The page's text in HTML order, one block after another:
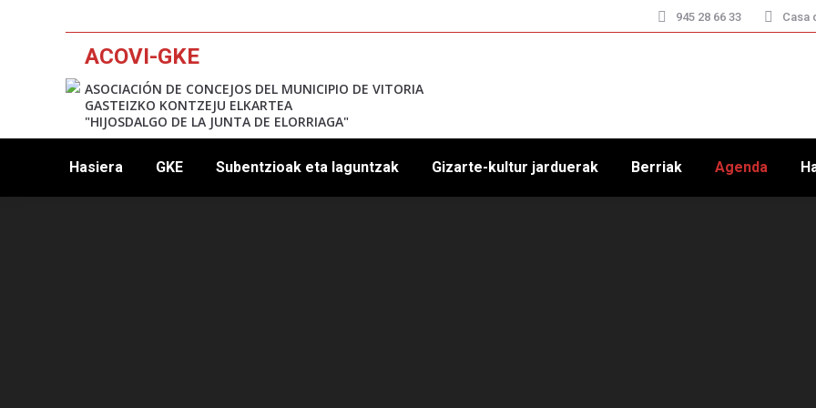
945 28 66 33 Casa
ACOVI-GKE
ASOCIACIÓN DE CONCEJOS DEL MUNICIPIO DE VITORIA
GASTEIZKO KONTZEJU ELKARTEA
"HIJOSDALGO DE LA JUNTA DE ELORRIAGA"
Hasiera GKE Subentzioak eta laguntzak Gizarte-kultur jarduerak Berriak Agenda